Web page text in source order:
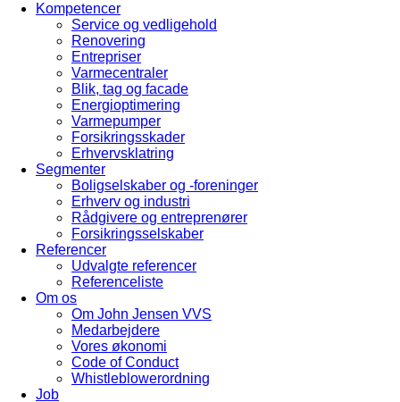
Kompetencer
Service og vedligehold
Renovering
Entrepriser
Varmecentraler
Blik, tag og facade
Energioptimering
Varmepumper
Forsikringsskader
Erhvervsklatring
Segmenter
Boligselskaber og -foreninger
Erhverv og industri
Rådgivere og entreprenører
Forsikringsselskaber
Referencer
Udvalgte referencer
Referenceliste
Om os
Om John Jensen VVS
Medarbejdere
Vores økonomi
Code of Conduct
Whistleblowerordning
Job